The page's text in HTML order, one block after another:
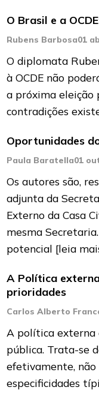
O Brasil e a
Rubens Barbosa01
O diplomata
à OCDE não
a próxima eleição
contradições
Oportunidades
Paula Baratella01
Os autores são,
adjunta da
Externo da Casa
mesma
potencial [leia
A Política
prioridades
Carlos Alberto
A política externa
pública. Trata-se
efetivamente, não
especificidades